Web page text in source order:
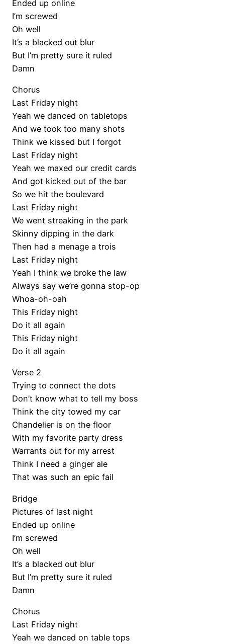
Ended up online
I’m screwed
Oh well
It’s a blacked out blur
But I’m pretty sure it ruled
Damn
Chorus
Last Friday night
Yeah we danced on tabletops
And we took too many shots
Think we kissed but I forgot
Last Friday night
Yeah we maxed our credit cards
And got kicked out of the bar
So we hit the boulevard
Last Friday night
We went streaking in the park
Skinny dipping in the dark
Then had a menage a trois
Last Friday night
Yeah I think we broke the law
Always say we’re gonna stop-op
Whoa-oh-oah
This Friday night
Do it all again
This Friday night
Do it all again
Verse 2
Trying to connect the dots
Don’t know what to tell my boss
Think the city towed my car
Chandelier is on the floor
With my favorite party dress
Warrants out for my arrest
Think I need a ginger ale
That was such an epic fail
Bridge
Pictures of last night
Ended up online
I’m screwed
Oh well
It’s a blacked out blur
But I’m pretty sure it ruled
Damn
Chorus
Last Friday night
Yeah we danced on table tops